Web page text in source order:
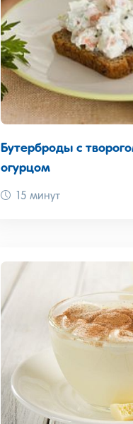
Бутерброды с
огурцом
15 минут